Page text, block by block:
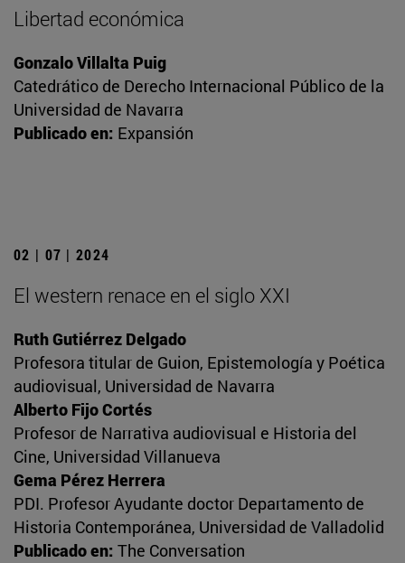
Libertad económica
Gonzalo Villalta Puig
Catedrático de Derecho Internacional Público de la
Universidad de Navarra
Publicado en: Expansión
02 | 07 | 2024
El western renace en el siglo XXI
Ruth Gutiérrez Delgado
Profesora titular de Guion, Epistemología y Poética
audiovisual, Universidad de Navarra
Alberto Fijo Cortés
Profesor de Narrativa audiovisual e Historia del
Cine, Universidad Villanueva
Gema Pérez Herrera
PDI. Profesor Ayudante doctor Departamento de
Historia Contemporánea, Universidad de Valladolid
Publicado en: The Conversation